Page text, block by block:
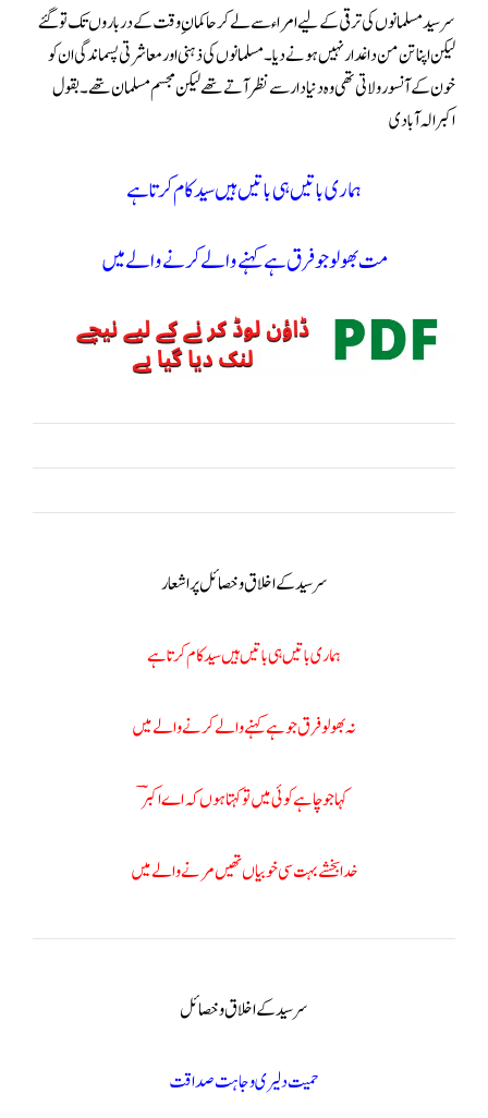
سر سید مسلمانوں کی ترقی کے لیے امراء سے لے کر حاکمان ِوقت کے درباروں تک تو گئے
لیکن اپنا تن من داغدار نہیں ہونے دیا ۔ مسلمانوں کی ذہنی اور معاشرتی پسماندگی ان کو
خون کے آنسو رولاتی تھی وہ دنیا دار سے نظر آتے تھے لیکن مجسم مسلمان تھے۔ بقول
اکبرالہ آبادی
ہماری باتیں ہی باتیں ہیں سید کام کرتا ہے
مت بھولو جو فرق ہے کہنے والے کرنے والے میں
سر سید کے اخلاق و خصائل پر اشعار
ہماری باتیں ہی باتیں ہیں سید کام کرتا ہے
نہ بھولو فرق جو ہے کہنے والے کرنے والے میں
کہا جو چاہے کوئی میں تو کہتا ہوں کہ اے اکبرؔ
خدا بخشے بہت سی خوبیاں تھیں مرنے والے میں
سر سید کے اخلاق و خصائل
حمیت دلیری وجاہت صداقت